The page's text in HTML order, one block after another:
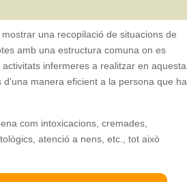
una recopilació de situacions de
amb una estructura comuna on es
infermeres a realitzar en aquesta
manera eficient a la persona que ha
com intoxicacions, cremades,
atenció a nens, etc., tot això